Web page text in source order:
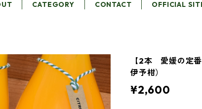
CATEGORY CONTACT OFFICIAL
【2本 愛媛の定
伊予柑）
¥2,600